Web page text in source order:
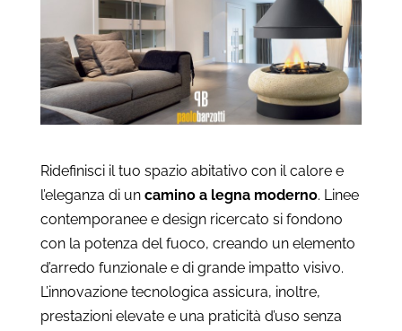
Ridefinisci il tuo spazio abitativo con il calore e
l’eleganza di un camino a legna moderno. Linee
contemporanee e design ricercato si fondono
con la potenza del fuoco, creando un elemento
d’arredo funzionale e di grande impatto visivo.
L’innovazione tecnologica assicura, inoltre,
prestazioni elevate e una praticità d’uso senza